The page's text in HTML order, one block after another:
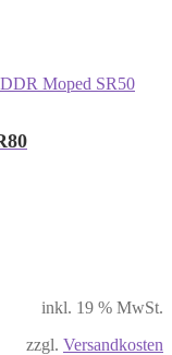
inkl. 19 % MwSt.
zzgl. Versandkosten